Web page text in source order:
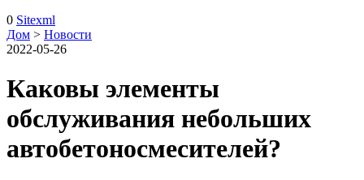
0 Sitexml
Дом > Новости
2022-05-26
Каковы элементы
обслуживания небольших
автобетоносмесителей?